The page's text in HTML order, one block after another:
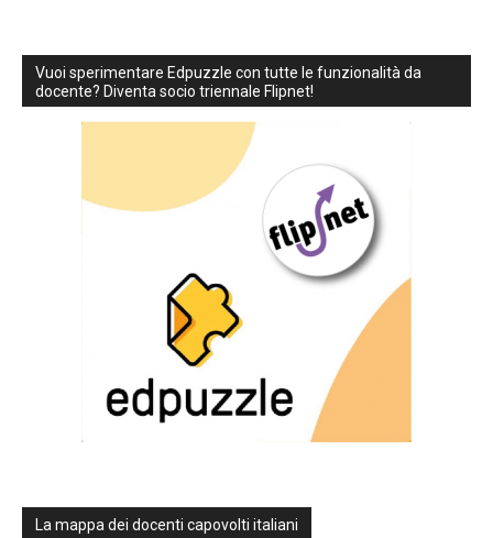
Vuoi sperimentare Edpuzzle con tutte le funzionalità da
docente? Diventa socio triennale Flipnet!
La mappa dei docenti capovolti italiani